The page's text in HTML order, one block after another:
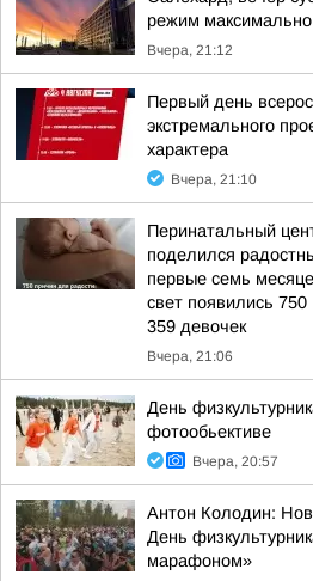
режим
Вчера, 21:12
Первый день
экстремального
характера
Вчера, 21:10
Перинатальный
поделился
первые семь
свет появились
359 девочек
Вчера, 21:06
День
фотообьективе
Вчера, 20:57
Антон Колодин:
День
марафоном»